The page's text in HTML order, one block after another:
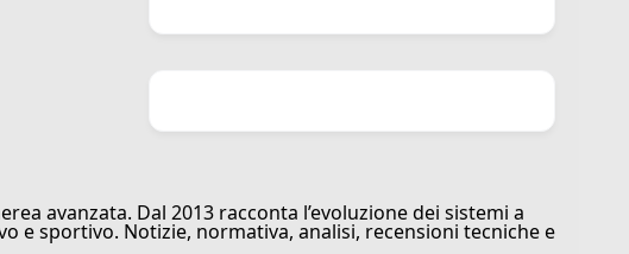
avanzata. Dal 2013 racconta l’evoluzione dei sistemi a
sportivo. Notizie, normativa, analisi, recensioni tecniche e